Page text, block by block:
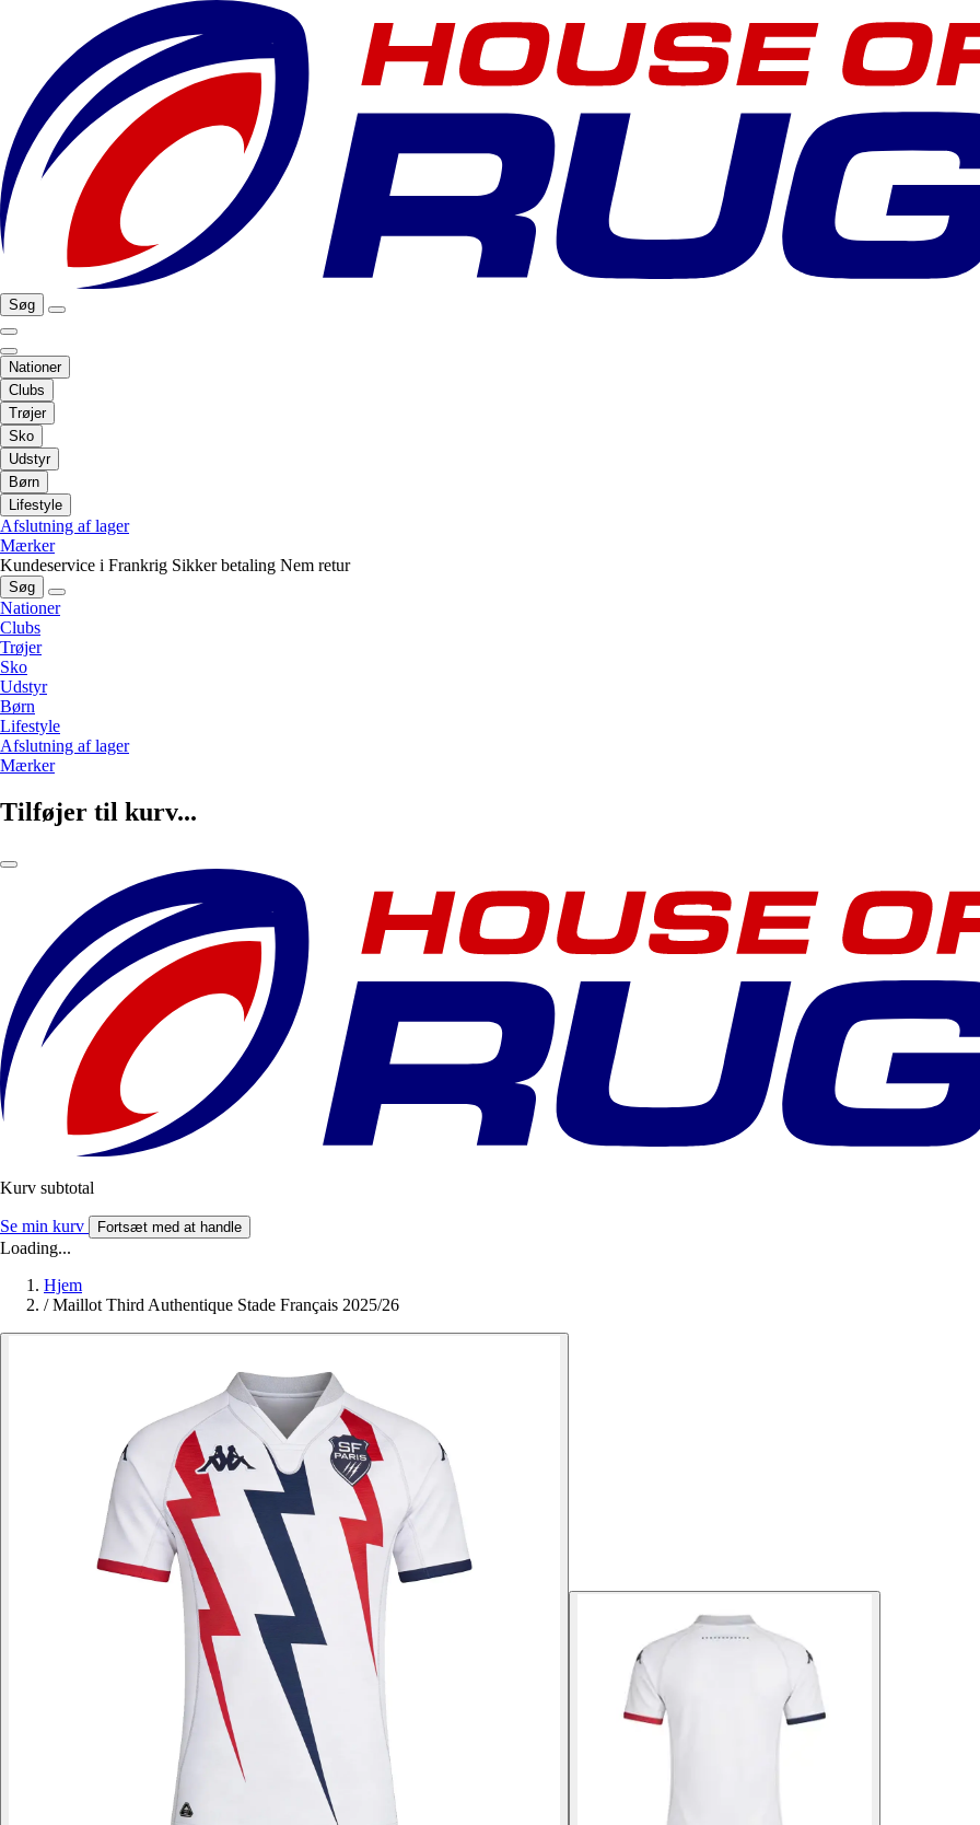
Søg
Nationer
Clubs
Trøjer
Sko
Udstyr
Børn
Lifestyle
Afslutning af lager
Mærker
Kundeservice i Frankrig Sikker betaling Nem retur
Søg
Nationer
Clubs
Trøjer
Sko
Udstyr
Børn
Lifestyle
Afslutning af lager
Mærker
Tilføjer til kurv...
Kurv subtotal
Se min kurv Fortsæt med at handle
Loading...
Hjem
/ Maillot Third Authentique Stade Français 2025/26